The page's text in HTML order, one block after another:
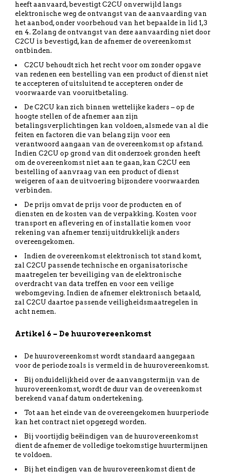
heeft aanvaard, bevestigt C2CU onverwijld langs
elektronische weg de ontvangst van de aanvaarding van
het aanbod, onder voorbehoud van het bepaalde in lid 1,3
en 4. Zolang de ontvangst van deze aanvaarding niet door
C2CU is bevestigd, kan de afnemer de overeenkomst
ontbinden.
C2CU behoudt zich het recht voor om zonder opgave
van redenen een bestelling van een product of dienst niet
te accepteren of uitsluitend te accepteren onder de
voorwaarde van vooruitbetaling.
De C2CU kan zich binnen wettelijke kaders – op de
hoogte stellen of de afnemer aan zijn
betalingsverplichtingen kan voldoen, alsmede van al die
feiten en factoren die van belang zijn voor een
verantwoord aangaan van de overeenkomst op afstand.
Indien C2CU op grond van dit onderzoek gronden heeft
om de overeenkomst niet aan te gaan, kan C2CU een
bestelling of aanvraag van een product of dienst
weigeren of aan de uitvoering bijzondere voorwaarden
verbinden.
De prijs omvat de prijs voor de producten en of
diensten en de kosten van de verpakking. Kosten voor
transport en aflevering en of installatie komen voor
rekening van afnemer tenzij uitdrukkelijk anders
overeengekomen.
Indien de overeenkomst elektronisch tot stand komt,
zal C2CU passende technische en organisatorische
maatregelen ter beveiliging van de elektronische
overdracht van data treffen en voor een veilige
webomgeving. Indien de afnemer elektronisch betaald,
zal C2CU daartoe passende veiligheidsmaatregelen in
acht nemen.
Artikel 6 – De huurovereenkomst
De huurovereenkomst wordt standaard aangegaan
voor de periode zoals is vermeld in de huurovereenkomst.
Bij onduidelijkheid over de aanvangstermijn van de
huurovereenkomst, wordt de duur van de overeenkomst
berekend vanaf datum ondertekening.
Tot aan het einde van de overeengekomen huurperiode
kan het contract niet opgezegd worden.
Bij voortijdig beëindigen van de huurovereenkomst
dient de afnemer de volledige toekomstige huurtermijnen
te voldoen.
Bij het eindigen van de huurovereenkomst dient de